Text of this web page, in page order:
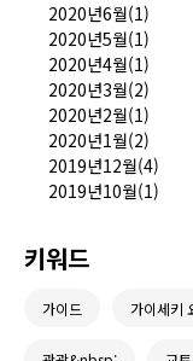
2020년6월(1)
2020년5월(1)
2020년4월(1)
2020년3월(2)
2020년2월(1)
2020년1월(2)
2019년12월(4)
2019년10월(1)
키워드
가이드 가이세키